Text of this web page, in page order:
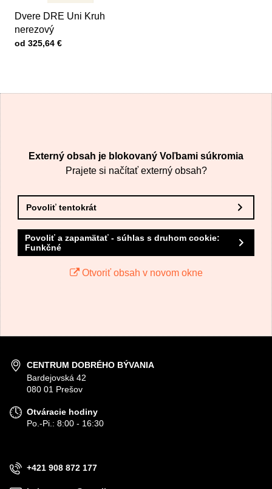
Dvere DRE Uni Kruh
nerezový
Cena s DPH
od 325,64 €
Externý obsah je blokovaný Voľbami súkromia
Prajete si načítať externý obsah?
Povoliť tentokrát
Povoliť a zapamätať - súhlas s druhom cookie:
Funkčné
Otvoriť obsah v novom okne
CENTRUM DOBRÉHO BÝVANIA
Bardejovská 42
080 01 Prešov
Otváracie hodiny
Po.-Pi.: 8:00 - 16:30
+421 908 872 177